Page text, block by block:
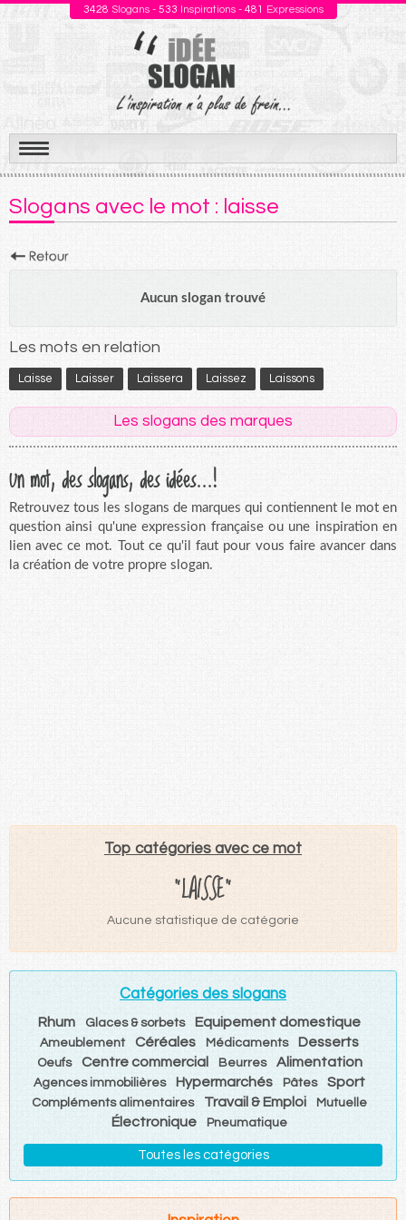
3428 Slogans - 533 Inspirations - 481 Expressions
Aller
au
contenu
Slogans avec le mot : laisse
Aucun slogan trouvé
Les mots en relation
Laisse Laisser Laissera Laissez Laissons
Les slogans des marques
Un mot, des slogans, des idées...!
Retrouvez tous les slogans de marques qui contiennent le mot en
question ainsi qu'une expression française ou une inspiration en
lien avec ce mot. Tout ce qu'il faut pour vous faire avancer dans
la création de votre propre slogan.
Top catégories avec ce mot
"LAISSE"
Aucune statistique de catégorie
Catégories des slogans
Rhum Glaces & sorbets Equipement domestique
Ameublement Céréales Médicaments Desserts
Oeufs Centre commercial Beurres Alimentation
Agences immobilières Hypermarchés Pâtes Sport
Compléments alimentaires Travail & Emploi Mutuelle
Électronique Pneumatique
Toutes les catégories